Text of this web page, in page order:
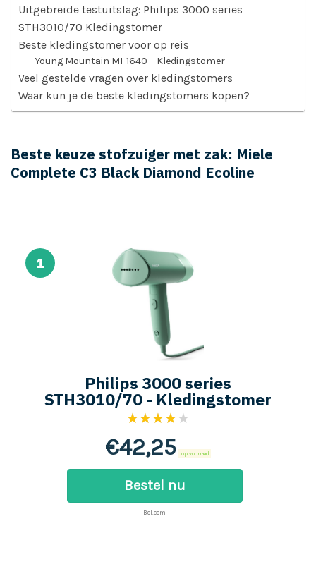
Uitgebreide testuitslag: Philips 3000 series
STH3010/70 Kledingstomer
Beste kledingstomer voor op reis
Young Mountain MI-1640 – Kledingstomer
Veel gestelde vragen over kledingstomers
Waar kun je de beste kledingstomers kopen?
Beste keuze stofzuiger met zak: Miele
Complete C3 Black Diamond Ecoline
Philips 3000 series
STH3010/70 - Kledingstomer
★★★★★
€42,25 op voorraad
Bestel nu
Bol.com
1